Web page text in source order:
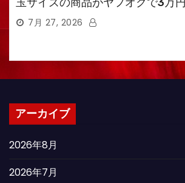
7月 27, 2026
アーカイブ
2026年8月
2026年7月